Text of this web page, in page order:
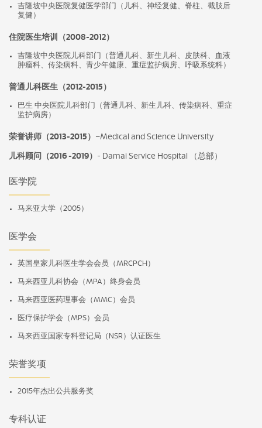
吉隆坡中央医院复健医学部门（儿科、神经复健、脊柱、截肢后
复健）
住院医生培训（2008-2012）
吉隆坡中央医院儿科部门（普通儿科、新生儿科、皮肤科、血液
肿瘤科、传染病科、青少年健康、重症监护病房、呼吸系统科）
普通儿科医生（2012-2015）
巴生 中央医院儿科部门（普通儿科、新生儿科、传染病科、重症
监护病房）
荣誉讲师（2013-2015） –Medical and Science University
儿科顾问（2016 -2019） - Damai Service Hospital （总部）
医学院
马来亚大学（2005）
医学会
英国皇家儿科医生学会会员（MRCPCH）
马来西亚儿科协会（MPA）终身会员
马来西亚医药理事会（MMC）会员
医疗保护学会（MPS）会员
马来西亚国家专科登记局（NSR）认证医生
荣誉奖项
2015年杰出公共服务奖
专科认证